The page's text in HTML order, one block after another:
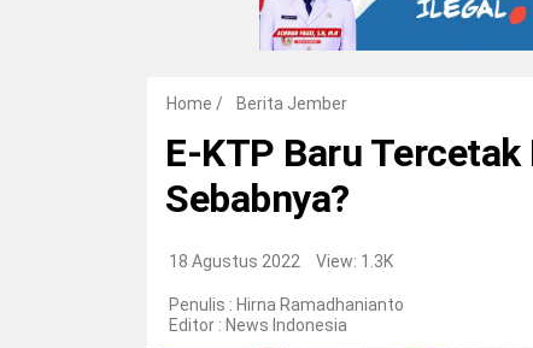
Home / Berita Jember
E-KTP Baru
Sebabnya?
18 Agustus 2022 View: 1.3K
Penulis : Hirna Ramadhanianto
Editor : News Indonesia